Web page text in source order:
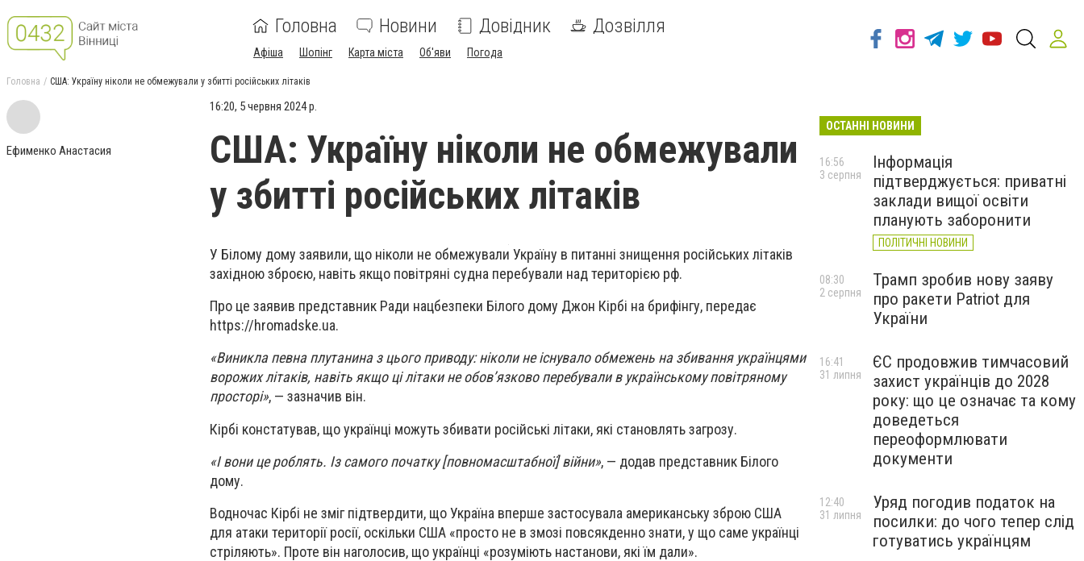
Головна Новини Довідник Дозвілля
Афіша Шопінг Карта міста Об'яви Погода
Головна США: Україну ніколи не обмежували у збитті російських літаків
Ефименко Анастасия
16:20, 5 червня 2024 р.
США: Україну ніколи не обмежували
у збитті російських літаків
У Білому дому заявили, що ніколи не обмежували Україну в питанні знищення російських літаків
західною зброєю, навіть якщо повітряні судна перебували над територією рф.
Про це заявив представник Ради нацбезпеки Білого дому Джон Кірбі на брифінгу, передає
https://hromadske.ua.
«Виникла певна плутанина з цього приводу: ніколи не існувало обмежень на збивання українцями
ворожих літаків, навіть якщо ці літаки не обов’язково перебували в українському повітряному
просторі», — зазначив він.
Кірбі констатував, що українці можуть збивати російські літаки, які становлять загрозу.
«І вони це роблять. Із самого початку [повномасштабної] війни», — додав представник Білого
дому.
Водночас Кірбі не зміг підтвердити, що Україна вперше застосувала американську зброю США
для атаки території росії, оскільки США «просто не в змозі повсякденно знати, у що саме українці
стріляють». Проте він наголосив, що українці «розуміють настанови, які їм дали».
ОСТАННІ НОВИНИ
Інформація
підтверджується: приватні
заклади вищої освіти
планують заборонити
ПОЛІТИЧНІ НОВИНИ
16:56
3 серпня
Трамп зробив нову заяву
про ракети Patriot для
України
08:30
2 серпня
ЄС продовжив тимчасовий
захист українців до 2028
року: що це означає та кому
доведеться
переоформлювати
документи
16:41
31 липня
Уряд погодив податок на
посилки: до чого тепер слід
готуватись українцям
12:40
31 липня